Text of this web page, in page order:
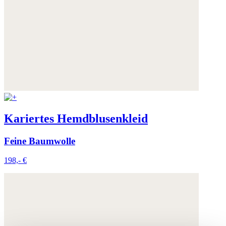
Kariertes Hemdblusenkleid
Feine Baumwolle
198,- €